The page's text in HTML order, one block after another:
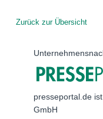
Zurück zur Übersicht
presseportal.de
GmbH